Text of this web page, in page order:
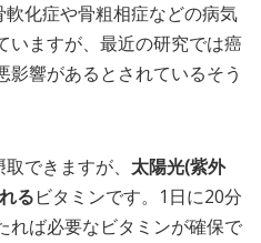
化症や骨粗相症などの病気
いますが、最近の研究では癌
影響があるとされているそう
できますが、 太陽光(紫外
るビタミンです。1日に20分
れば必要なビタミンが確保で